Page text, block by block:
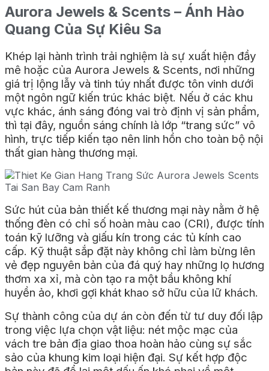
Aurora Jewels & Scents – Ánh Hào
Quang Của Sự Kiêu Sa
Khép lại hành trình trải nghiệm là sự xuất hiện đầy
mê hoặc của Aurora Jewels & Scents, nơi những
giá trị lộng lẫy và tinh túy nhất được tôn vinh dưới
một ngôn ngữ kiến trúc khác biệt. Nếu ở các khu
vực khác, ánh sáng đóng vai trò định vị sản phẩm,
thì tại đây, nguồn sáng chính là lớp “trang sức” vô
hình, trực tiếp kiến tạo nên linh hồn cho toàn bộ nội
thất gian hàng thương mại.
Sức hút của bản thiết kế thương mại này nằm ở hệ
thống đèn có chỉ số hoàn màu cao (CRI), được tính
toán kỹ lưỡng và giấu kín trong các tủ kính cao
cấp. Kỹ thuật sắp đặt này không chỉ làm bừng lên
vẻ đẹp nguyên bản của đá quý hay những lọ hương
thơm xa xỉ, mà còn tạo ra một bầu không khí
huyền ảo, khơi gợi khát khao sở hữu của lữ khách.
Sự thành công của dự án còn đến từ tư duy đối lập
trong việc lựa chọn vật liệu: nét mộc mạc của
vách tre bản địa giao thoa hoàn hảo cùng sự sắc
sảo của khung kim loại hiện đại. Sự kết hợp độc